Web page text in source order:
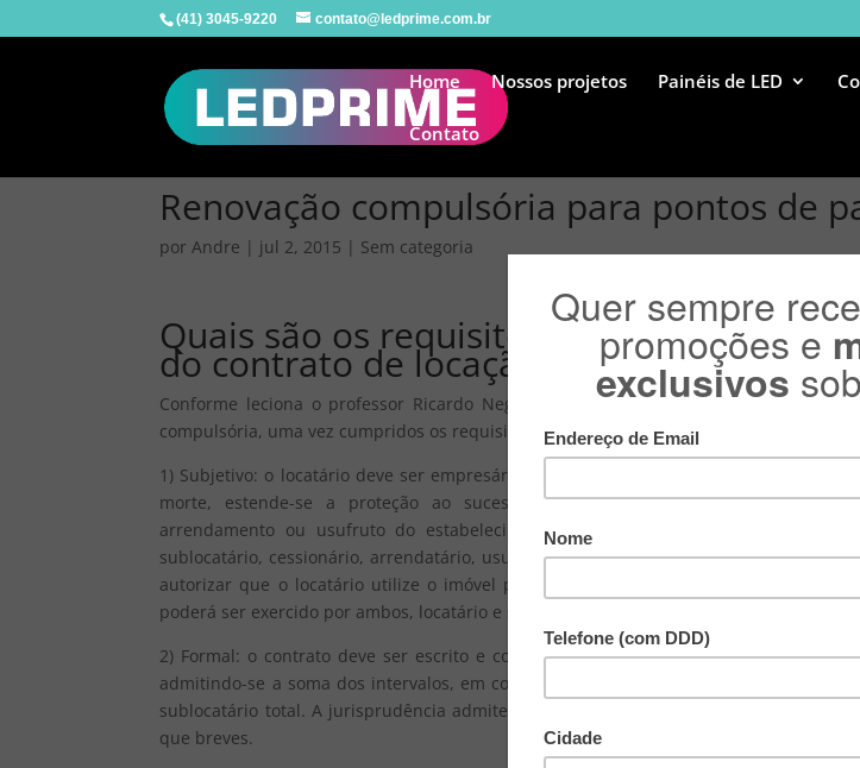
(41) 3045-9220 contato@ledprime.com.br
Home Nossos projetos Painéis de LED
Contato
Renovação compulsória para pontos de
porAndre | jul 2, 2015 | Sem categoria
Quais são os requisitos para a renovação
do contrato de locação não-residencial?
Conforme leciona o professor Ricardo Negrão, a Lei8.245/91 estabelece que o
compulsória, uma vez cumpridos os requisitos legais, que são os seguintes:
1) Subjetivo: o locatário deve ser empresário, sociedade empresária ou sociedade
morte, estende-se a proteção ao sucessor ou ao sócio sobrevivente. Se
arrendamento ou usufruto do estabelecimento empresarial, por ato “inter
sublocatário, cessionário, arrendatário, usufrutuário, desde que consentida pelo
autorizar que o locatário utilize o imóvel para as atividades de sociedade de que
poderá ser exercido por ambos, locatário e sociedade, indistintamente.
2) Formal: o contrato deve ser escrito e com prazo determinado e estabelecer um
admitindo-se a soma dos intervalos, em contratos sucessivamente renovados, e o
sublocatário total. A jurisprudência admite que, na soma dos prazos, se incluam
que breves.